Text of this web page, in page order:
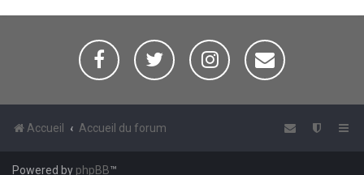
Accueil Accueil du forum
Powered by phpBB™